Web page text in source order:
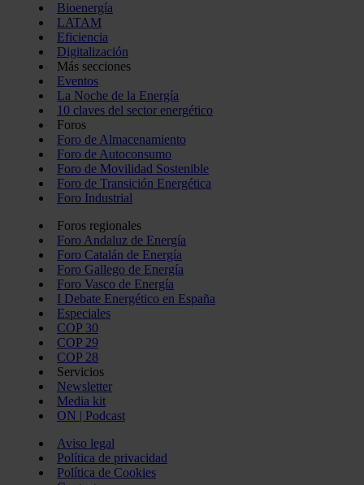
Bioenergía
LATAM
Eficiencia
Digitalización
Más secciones
Eventos
La Noche de la Energía
10 claves del sector energético
Foros
Foro de Almacenamiento
Foro de Autoconsumo
Foro de Movilidad Sostenible
Foro de Transición Energética
Foro Industrial
Foros regionales
Foro Andaluz de Energía
Foro Catalán de Energía
Foro Gallego de Energía
Foro Vasco de Energía
I Debate Energético en España
Especiales
COP 30
COP 29
COP 28
Servicios
Newsletter
Media kit
ON | Podcast
Aviso legal
Política de privacidad
Política de Cookies